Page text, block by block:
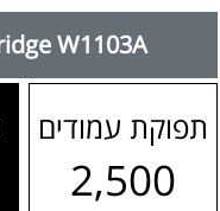
W1103A
תפוקת עמודים
2,500